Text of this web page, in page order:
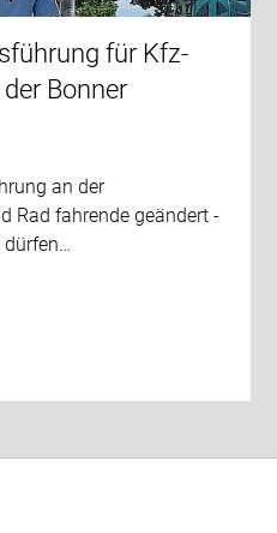
für Kfz-
Bonner
an der
Rad fahrende geändert -
dürfen…